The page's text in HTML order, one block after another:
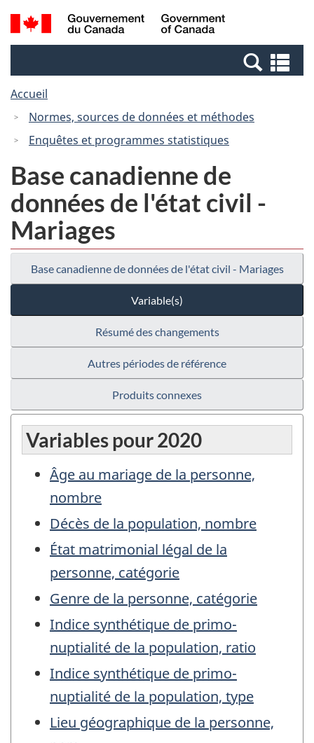
Passer
au
Passer
à
Canada
Recherche
et
et
Accueil
Normes, sources de données et méthodes
Enquêtes et programmes statistiques
Base canadienne de
données de l'état civil -
Mariages
Base canadienne de données de l'état civil - Mariages
Variable(s)
Résumé des changements
Autres périodes de référence
Produits connexes
Variables pour 2020
Âge au mariage de la personne,
nombre
Décès de la population, nombre
État matrimonial légal de la
personne, catégorie
Genre de la personne, catégorie
Indice synthétique de primo-
nuptialité de la population, ratio
Indice synthétique de primo-
nuptialité de la population, type
Lieu géographique de la personne,